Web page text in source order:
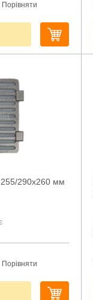
Порівняти
255/290х260 мм
Порівняти